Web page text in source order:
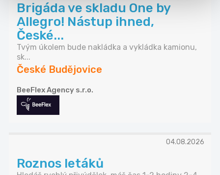
Brigáda ve skladu One by
Allegro! Nástup ihned,
České...
Tvým úkolem bude nakládka a vykládka kamionu,
sk...
České Budějovice
BeeFlex Agency s.r.o.
04.08.2026
Roznos letáků